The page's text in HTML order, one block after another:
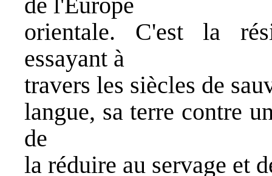
orientale. C'est la
essayant à
travers les siècles de
langue, sa terre contre
de
la réduire au servage et